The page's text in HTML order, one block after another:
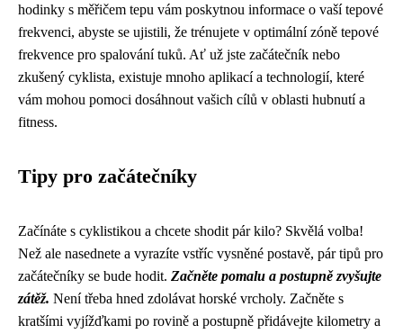
hodinky s měřičem tepu vám poskytnou informace o vaší tepové
frekvenci, abyste se ujistili, že trénujete v optimální zóně tepové
frekvence pro spalování tuků. Ať už jste začátečník nebo
zkušený cyklista, existuje mnoho aplikací a technologií, které
vám mohou pomoci dosáhnout vašich cílů v oblasti hubnutí a
fitness.
Tipy pro začátečníky
Začínáte s cyklistikou a chcete shodit pár kilo? Skvělá volba!
Než ale nasednete a vyrazíte vstříc vysněné postavě, pár tipů pro
začátečníky se bude hodit. Začněte pomalu a postupně zvyšujte
zátěž. Není třeba hned zdolávat horské vrcholy. Začněte s
kratšími vyjížďkami po rovině a postupně přidávejte kilometry a